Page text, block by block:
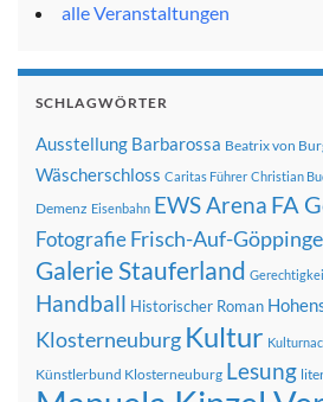
alle Veranstaltungen
SCHLAGWÖRTER
Ausstellung Barbarossa Beatrix von
Wäscherschloss Caritas Führer Christian
Demenz Eisenbahn EWS Arena FA
FotografieFrisch-Auf-
Galerie Stauferland
Handball Historischer Roman
Klosterneuburg Kultur
Künstlerbund Klosterneuburg Lesung